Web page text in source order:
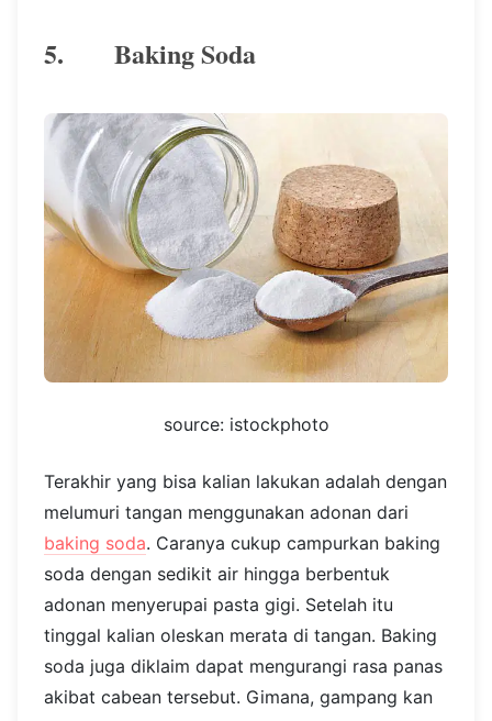
5. Baking Soda
source: istockphoto
Terakhir yang bisa kalian lakukan adalah dengan
melumuri tangan menggunakan adonan dari
baking soda. Caranya cukup campurkan baking
soda dengan sedikit air hingga berbentuk
adonan menyerupai pasta gigi. Setelah itu
tinggal kalian oleskan merata di tangan. Baking
soda juga diklaim dapat mengurangi rasa panas
akibat cabean tersebut. Gimana, gampang kan